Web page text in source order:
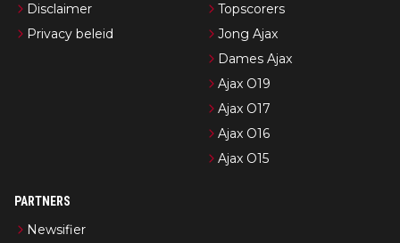
Disclaimer
Privacy beleid
Topscorers
Jong Ajax
Dames Ajax
Ajax O19
Ajax O17
Ajax O16
Ajax O15
PARTNERS
Newsifier